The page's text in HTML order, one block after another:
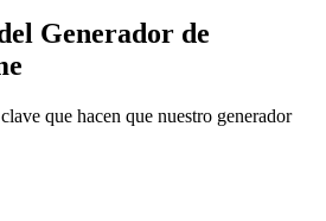
Generador de
que hacen que nuestro generador